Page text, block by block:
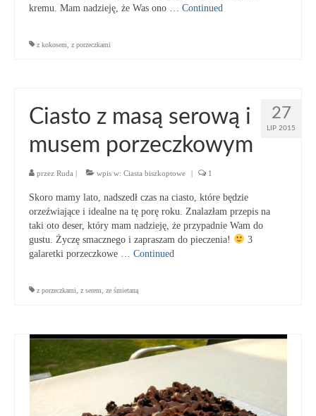
kremu. Mam nadzieję, że Was ono … Continued
z kokosem z porzeczkami
27
LIP 2015
Ciasto z masą serową i
musem porzeczkowym
przez Ruda | wpis w: Ciasta biszkoptowe | 1
Skoro mamy lato, nadszedł czas na ciasto, które będzie
orzeźwiające i idealne na tę porę roku. Znalazłam przepis na
taki oto deser, który mam nadzieję, że przypadnie Wam do
gustu. Życzę smacznego i zapraszam do pieczenia!
3
galaretki porzeczkowe … Continued
z porzeczkami z serem ze śmietaną